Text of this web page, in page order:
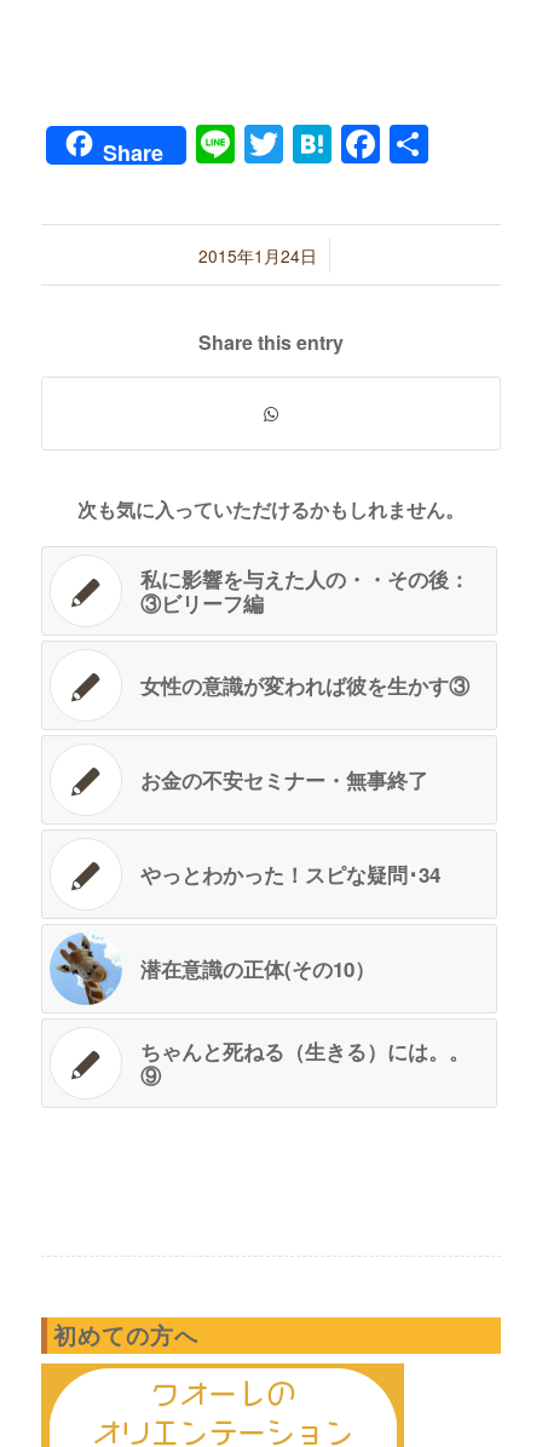
Share LineTwitter
Hatena共
2015年1月24日
/
Share this entry
次も気に入っていただけるかもしれません。
私に影響を与えた人の・・その後：
③ビリーフ編
女性の意識が変われば彼を生かす③
お金の不安セミナー・無事終了
やっとわかった！スピな疑問･34
潜在意識の正体(その10）
ちゃんと死ねる（生きる）には。。
⑨
初めての方へ